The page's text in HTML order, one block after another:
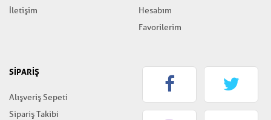
İletişim
Hesabım
Favorilerim
SİPARİŞ
Alışveriş Sepeti
Sipariş Takibi